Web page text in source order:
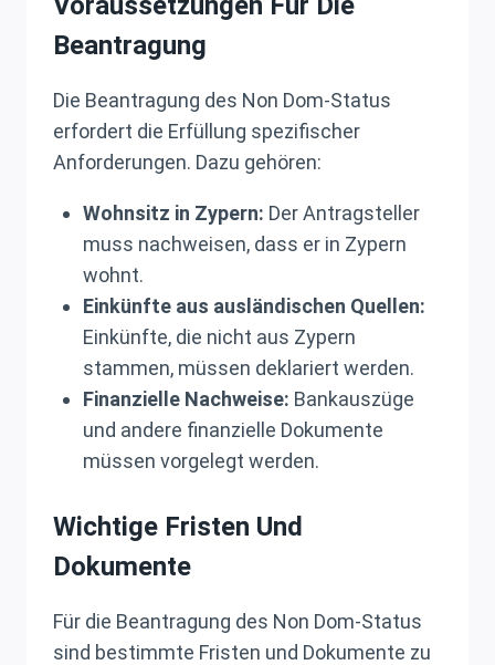
Beantragung
Die Beantragung des Non Dom-Status
erfordert die Erfüllung spezifischer
Anforderungen. Dazu gehören:
Wohnsitz in Zypern: Der Antragsteller
muss nachweisen, dass er in Zypern
wohnt.
Einkünfte aus ausländischen Quellen:
Einkünfte, die nicht aus Zypern
stammen, müssen deklariert werden.
Finanzielle Nachweise: Bankauszüge
und andere finanzielle Dokumente
müssen vorgelegt werden.
Wichtige Fristen Und
Dokumente
Für die Beantragung des Non Dom-Status
sind bestimmte Fristen und Dokumente zu